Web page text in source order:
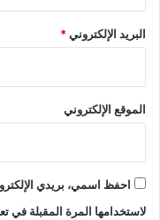
البريد الإلكتروني*
الموقع الإلكتروني
احفظ اسمي، بريدي
لاستخدامها المرة المقبلة في